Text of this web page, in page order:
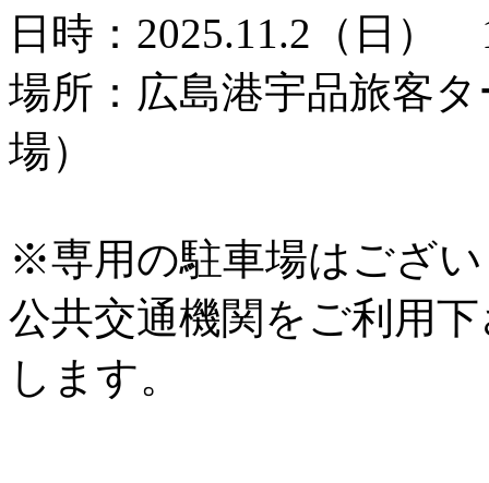
日時：2025.11.2（日）
場所：広島港宇品旅客
場）
※専用の駐車場はござ
公共交通機関をご利用
します。